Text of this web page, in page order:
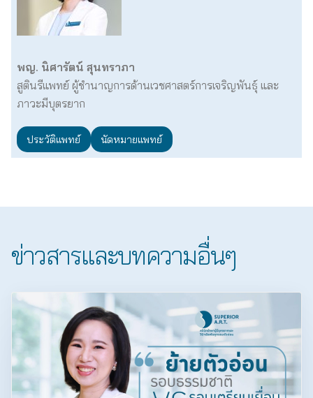
พญ. นิศารัตน์ สุนทราภา
สูตินรีแพทย์ ผู้ชำนาญการด้านเวชศาสตร์การเจริญพันธุ์ และ
ภาวะมีบุตรยาก
ประวัติแพทย์ นัดหมายแพทย์
ข่าวสารและบทความอื่นๆ